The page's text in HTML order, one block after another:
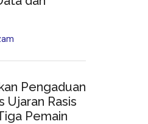
Pengaduan
Ujaran Rasis
Pemain